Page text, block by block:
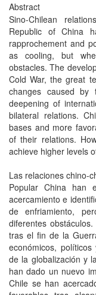
Abstract
Sino-Chilean
Republic of China
rapprochement and
as cooling, but
obstacles. The
Cold War, the great
changes caused by
deepening of
bilateral relations.
bases and more
of their relations.
achieve higher levels
Las relaciones chino-
Popular China han
acercamiento e
de enfriamiento,
diferentes
tras el fin de la
económicos,
de la globalización y
han dado un nuevo
Chile se han